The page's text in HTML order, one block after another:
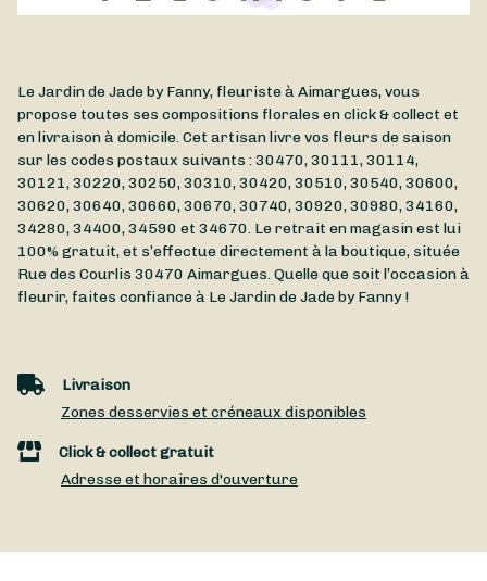
Le Jardin de Jade by Fanny, fleuriste à Aimargues, vous
propose toutes ses compositions florales en click & collect et
en livraison à domicile. Cet artisan livre vos fleurs de saison
sur les codes postaux suivants : 30470, 30111, 30114,
30121, 30220, 30250, 30310, 30420, 30510, 30540, 30600,
30620, 30640, 30660, 30670, 30740, 30920, 30980, 34160,
34280, 34400, 34590 et 34670. Le retrait en magasin est lui
100% gratuit, et s’effectue directement à la boutique, située
Rue des Courlis 30470 Aimargues. Quelle que soit l’occasion à
fleurir, faites confiance à Le Jardin de Jade by Fanny !
Livraison
Zones desservies et créneaux disponibles
Click & collect gratuit
Adresse et horaires d'ouverture